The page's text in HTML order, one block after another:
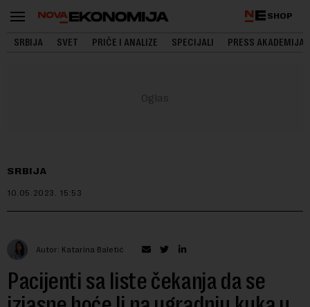
SHOP
SRBIJA SVET PRIČE I ANALIZE SPECIJALI PRESS AKADEMIJA
SRBIJA
10.05.2023. 15:53
Autor: Katarina Baletić
Pacijenti sa liste čekanja da se